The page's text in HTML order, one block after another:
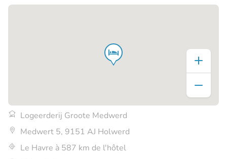
Logeerderij Groote Medwerd
Medwert 5, 9151 AJ Holwerd
Le Havre à 587 km de l'hôtel